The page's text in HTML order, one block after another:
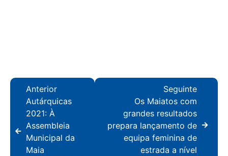
Anterior
Autárquicas
2021: À
Assembleia
Municipal da
Maia
Seguinte
Os Maiatos com
grandes resultados
prepara lançamento de
equipa feminina de
estrada a nível